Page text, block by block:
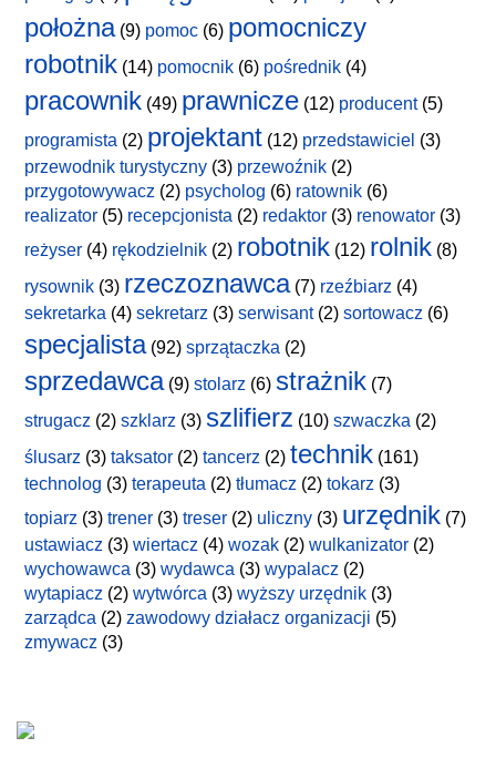
położna(9) pomoc (6) pomocniczy
robotnik (14) pomocnik (6) pośrednik (4)
pracownik (49) prawnicze (12) producent(5)
programista (2) projektant (12) przedstawiciel (3)
przewodnik turystyczny (3) przewoźnik (2)
przygotowywacz (2) psycholog (6) ratownik (6)
realizator (5) recepcjonista (2) redaktor (3) renowator (3)
reżyser (4) rękodzielnik (2) robotnik (12) rolnik (8)
rysownik (3) rzeczoznawca(7) rzeźbiarz (4)
sekretarka (4) sekretarz (3) serwisant(2) sortowacz (6)
specjalista(92) sprzątaczka (2)
sprzedawca(9) stolarz (6) strażnik (7)
strugacz (2) szklarz (3) szlifierz (10) szwaczka (2)
ślusarz (3) taksator (2) tancerz (2) technik (161)
technolog (3) terapeuta (2) tłumacz (2) tokarz (3)
topiarz (3) trener (3) treser (2) uliczny (3) urzędnik (7)
ustawiacz (3) wiertacz (4) wozak (2) wulkanizator (2)
wychowawca (3) wydawca (3) wypalacz (2)
wytapiacz (2) wytwórca (3) wyższy urzędnik (3)
zarządca (2) zawodowy działacz organizacji (5)
zmywacz (3)